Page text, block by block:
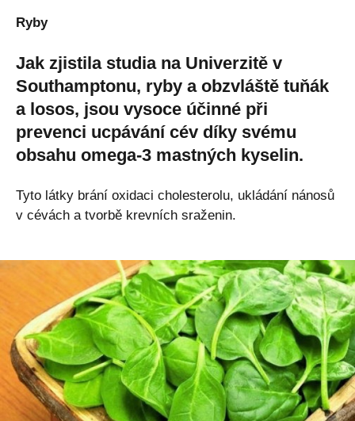
Ryby
Jak zjistila studia na Univerzitě v
Southamptonu, ryby a obzvláště tuňák
a losos, jsou vysoce účinné při
prevenci ucpávání cév díky svému
obsahu omega-3 mastných kyselin.
Tyto látky brání oxidaci cholesterolu, ukládání nánosů
v cévách a tvorbě krevních sraženin.